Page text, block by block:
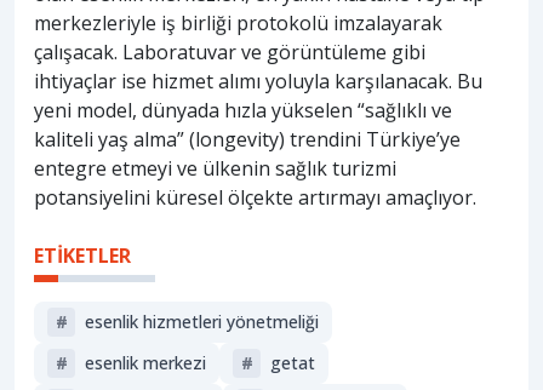
merkezleriyle iş birliği protokolü imzalayarak
çalışacak. Laboratuvar ve görüntüleme gibi
ihtiyaçlar ise hizmet alımı yoluyla karşılanacak. Bu
yeni model, dünyada hızla yükselen “sağlıklı ve
kaliteli yaş alma” (longevity) trendini Türkiye’ye
entegre etmeyi ve ülkenin sağlık turizmi
potansiyelini küresel ölçekte artırmayı amaçlıyor.
ETİKETLER
#
esenlik hizmetleri yönetmeliği
#
esenlik merkezi #
getat